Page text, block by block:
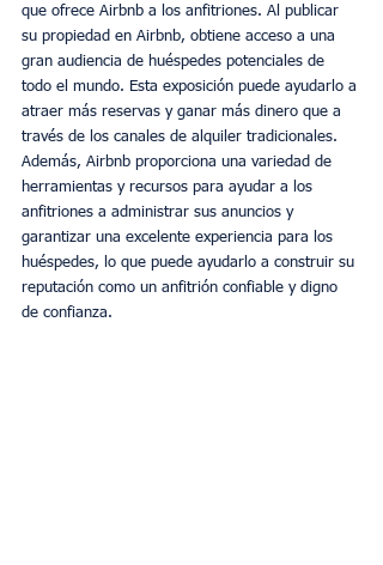
que ofrece Airbnb a los anfitriones. Al publicar
su propiedad en Airbnb, obtiene acceso a una
gran audiencia de huéspedes potenciales de
todo el mundo. Esta exposición puede ayudarlo a
atraer más reservas y ganar más dinero que a
través de los canales de alquiler tradicionales.
Además, Airbnb proporciona una variedad de
herramientas y recursos para ayudar a los
anfitriones a administrar sus anuncios y
garantizar una excelente experiencia para los
huéspedes, lo que puede ayudarlo a construir su
reputación como un anfitrión confiable y digno
de confianza.